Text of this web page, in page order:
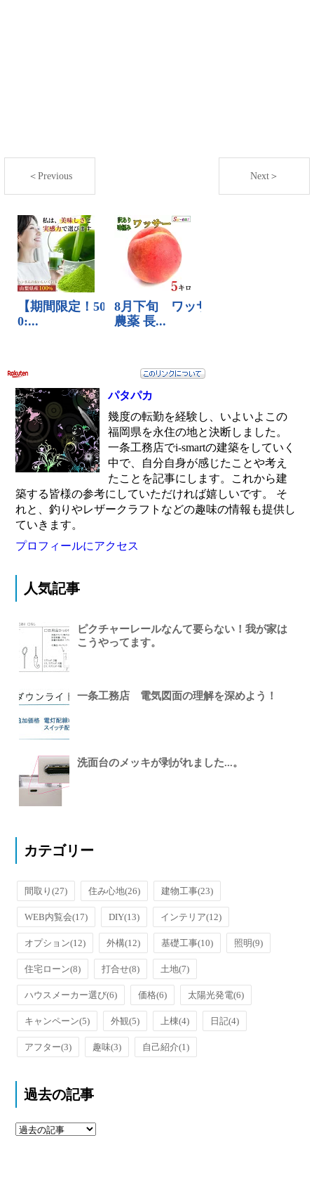
＜Previous Next＞
パタパカ
幾度の転勤を経験し、いよいよこの
福岡県を永住の地と決断しました。
一条工務店でi-smartの建築をしていく
中で、自分自身が感じたことや考え
たことを記事にします。これから建
築する皆様の参考にしていただければ嬉しいです。 そ
れと、釣りやレザークラフトなどの趣味の情報も提供し
ていきます。
プロフィールにアクセス
人気記事
ピクチャーレールなんて要らない！我が家は
こうやってます。
一条工務店 電気図面の理解を深めよう！
洗面台のメッキが剥がれました...。
カテゴリー
間取り(27) 住み心地(26) 建物工事(23)
WEB内覧会(17) DIY(13) インテリア(12)
オプション(12) 外構(12) 基礎工事(10) 照明(9)
住宅ローン(8) 打合せ(8) 土地(7)
ハウスメーカー選び(6) 価格(6) 太陽光発電(6)
キャンペーン(5) 外観(5) 上棟(4) 日記(4)
アフター(3) 趣味(3) 自己紹介(1)
過去の記事